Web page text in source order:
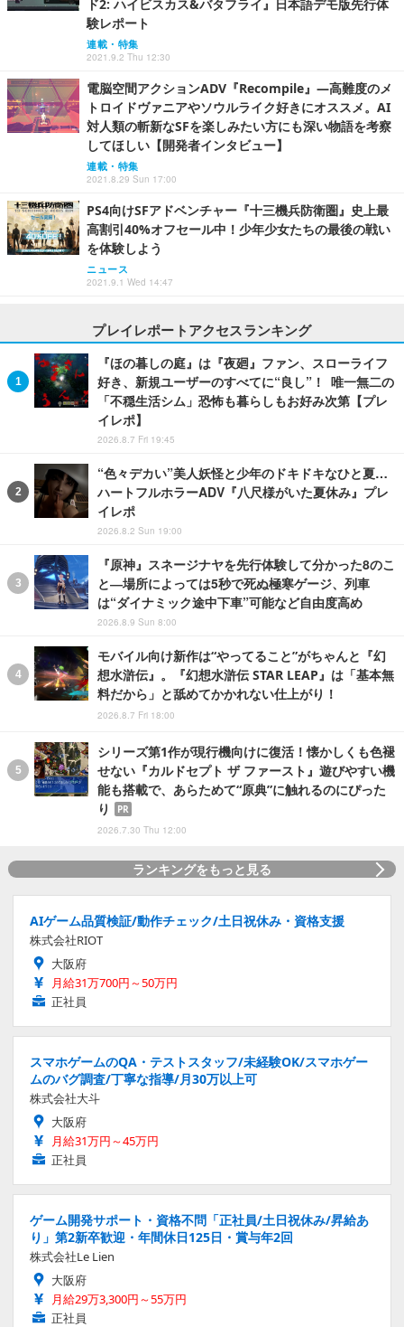
ド2: ハイビスカス&バタフライ』日本語デモ版先行体
験レポート
連載・特集
2021.9.2 Thu 12:30
電脳空間アクションADV『Recompile』―高難度のメ
トロイドヴァニアやソウルライク好きにオススメ。AI
対人類の斬新なSFを楽しみたい方にも深い物語を考察
してほしい【開発者インタビュー】
連載・特集
2021.8.29 Sun 17:00
PS4向けSFアドベンチャー『十三機兵防衛圏』史上最
高割引40%オフセール中！少年少女たちの最後の戦い
を体験しよう
ニュース
2021.9.1 Wed 14:47
プレイレポートアクセスランキング
『ほの暮しの庭』は『夜廻』ファン、スローライフ
好き、新規ユーザーのすべてに“良し”！ 唯一無二の
「不穏生活シム」恐怖も暮らしもお好み次第【プレ
イレポ】
2026.8.7 Fri 19:45
“色々デカい”美人妖怪と少年のドキドキなひと夏…
ハートフルホラーADV『八尺様がいた夏休み』プレ
イレポ
2026.8.2 Sun 19:00
『原神』スネージナヤを先行体験して分かった8のこ
と―場所によっては5秒で死ぬ極寒ゲージ、列車
は“ダイナミック途中下車”可能など自由度高め
2026.8.9 Sun 8:00
モバイル向け新作は“やってること”がちゃんと『幻
想水滸伝』。『幻想水滸伝 STAR LEAP』は「基本無
料だから」と舐めてかかれない仕上がり！
2026.8.7 Fri 18:00
シリーズ第1作が現行機向けに復活！懐かしくも色褪
せない『カルドセプト ザ ファースト』遊びやすい機
能も搭載で、あらためて“原典”に触れるのにぴった
り
PR
2026.7.30 Thu 12:00
ランキングをもっと見る
AIゲーム品質検証/動作チェック/土日祝休み・資格支援
株式会社RIOT
大阪府
月給31万700円～50万円
正社員
スマホゲームのQA・テストスタッフ/未経験OK/スマホゲー
ムのバグ調査/丁寧な指導/月30万以上可
株式会社大斗
大阪府
月給31万円～45万円
正社員
ゲーム開発サポート・資格不問「正社員/土日祝休み/昇給あ
り」第2新卒歓迎・年間休日125日・賞与年2回
株式会社Le Lien
大阪府
月給29万3,300円～55万円
正社員